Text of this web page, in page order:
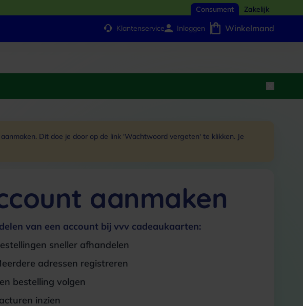
Consument Zakelijk
Klantenservice Inloggen Winkelmand
Dit doe je door op de link 'Wachtwoord vergeten' te klikken. Je
aanmaken
van een account bij vvv cadeaukaarten:
sneller afhandelen
adressen registreren
bestelling volgen
inzien